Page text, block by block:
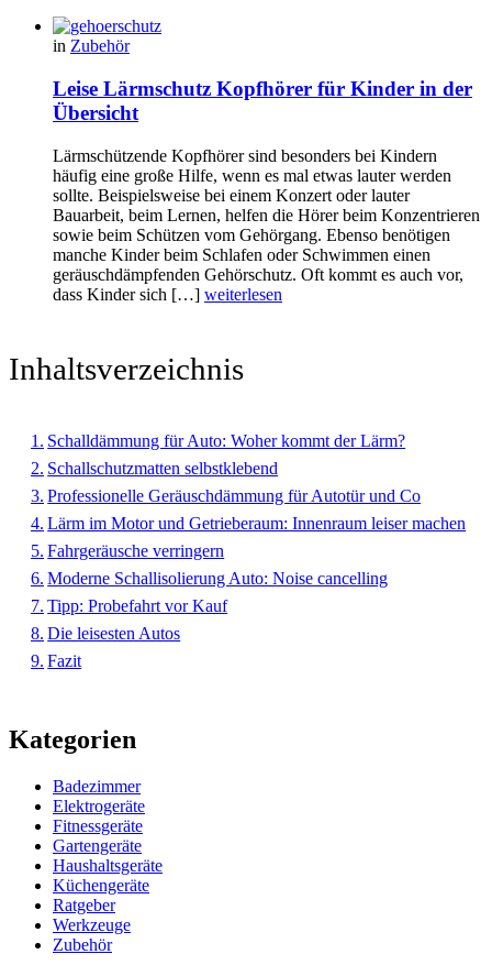
in Zubehör
Leise Lärmschutz Kopfhörer für Kinder in der
Übersicht
Lärmschützende Kopfhörer sind besonders bei Kindern
häufig eine große Hilfe, wenn es mal etwas lauter werden
sollte. Beispielsweise bei einem Konzert oder lauter
Bauarbeit, beim Lernen, helfen die Hörer beim Konzentrieren
sowie beim Schützen vom Gehörgang. Ebenso benötigen
manche Kinder beim Schlafen oder Schwimmen einen
geräuschdämpfenden Gehörschutz. Oft kommt es auch vor,
dass Kinder sich […] weiterlesen
Inhaltsverzeichnis
Schalldämmung für Auto: Woher kommt der Lärm?
Schallschutzmatten selbstklebend
Professionelle Geräuschdämmung für Autotür und Co
Lärm im Motor und Getrieberaum: Innenraum leiser machen
Fahrgeräusche verringern
Moderne Schallisolierung Auto: Noise cancelling
Tipp: Probefahrt vor Kauf
Die leisesten Autos
Fazit
Kategorien
Badezimmer
Elektrogeräte
Fitnessgeräte
Gartengeräte
Haushaltsgeräte
Küchengeräte
Ratgeber
Werkzeuge
Zubehör